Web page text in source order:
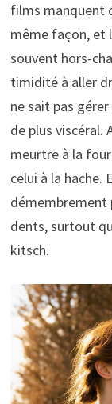
films manquent
même façon, et
souvent hors-
timidité à aller
ne sait pas
de plus viscéral.
meurtre à la
celui à la hache.
démembrement
dents, surtout
kitsch.